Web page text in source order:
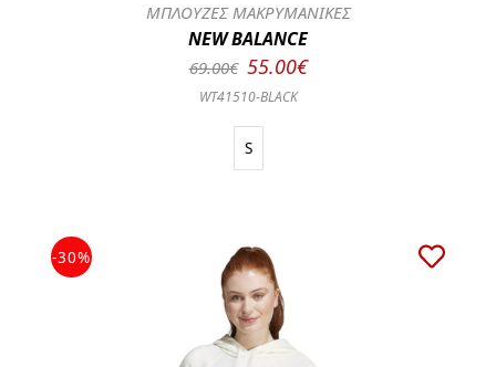
ΜΠΛΟΥΖΕΣ ΜΑΚΡΥΜΑΝΙΚΕΣ
NEW BALANCE
69.00€ 55.00€
WT41510-BLACK
S
-30%